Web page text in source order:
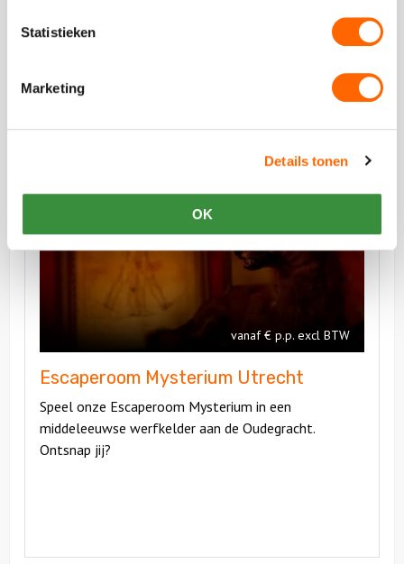
Statistieken
Marketing
Details tonen
OK
Plaats een review Bekijk alle reviews
vanaf € p.p. excl BTW
Escaperoom Mysterium Utrecht
Speel onze Escaperoom Mysterium in een
middeleeuwse werfkelder aan de Oudegracht.
Ontsnap jij?
Mysterium